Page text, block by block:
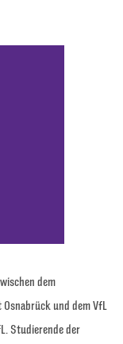
dem
und dem VfL
Studierende der